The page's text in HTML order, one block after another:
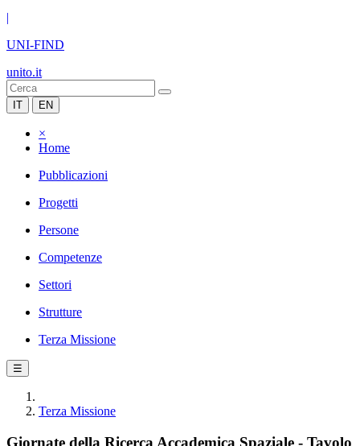
|
UNI-FIND
unito.it
IT EN
×
Home
Pubblicazioni
Progetti
Persone
Competenze
Settori
Strutture
Terza Missione
☰
Terza Missione
Giornate della Ricerca Accademica Spaziale - Tavolo